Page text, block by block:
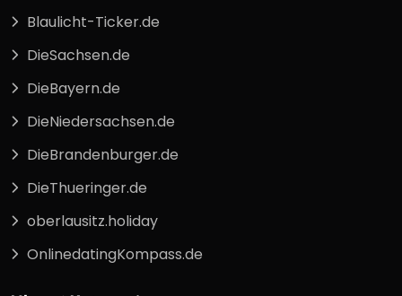
Blaulicht-Ticker.de
DieSachsen.de
DieBayern.de
DieNiedersachsen.de
DieBrandenburger.de
DieThueringer.de
oberlausitz.holiday
OnlinedatingKompass.de